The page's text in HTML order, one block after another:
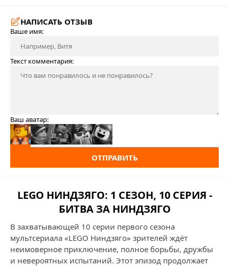
НАПИСАТЬ ОТЗЫВ
Ваше имя:
Текст комментария:
Ваш аватар:
ОТПРАВИТЬ
LEGO НИНДЗЯГО: 1 СЕЗОН, 10 СЕРИЯ -
БИТВА ЗА НИНДЗЯГО
В захватывающей 10 серии первого сезона
мультсериала «LEGO Ниндзяго» зрителей ждёт
неимоверное приключение, полное борьбы, дружбы
и невероятных испытаний. Этот эпизод продолжает